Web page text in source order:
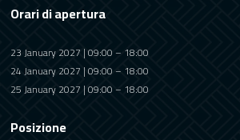
Orari di apertura
23 January 2027 | 09:00 – 18:00
24 January 2027 | 09:00 – 18:00
25 January 2027 | 09:00 – 18:00
Posizione